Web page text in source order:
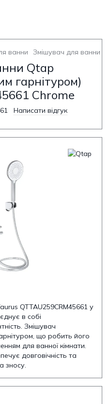
ванни Змішувач для ванни з
Qtap
гарнітуром)
Chrome
Написати відгук
QTTAU259CRM45661 у
в собі
Змішувач
що робить його
для ванної кімнати.
довговічність та
зносу.